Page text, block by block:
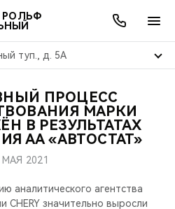
РОЛЬФ
туп., д. 5А
CHERY
СЕРВИСЫПРОЦЕСС
МАРКИ
В РЕЗУЛЬТАТАХ
АА «АВТОСТАТ»
МАЯ 2021
аналитического агентства
CHERY значительно выросли